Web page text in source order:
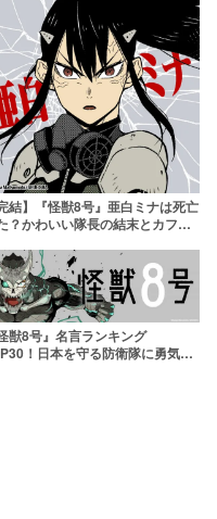
結】『怪獣8号』亜白ミナは死亡
？かわいい隊長の結末とカフカ
獣8号』名言ランキング
！日本を守る防衛隊に勇気を